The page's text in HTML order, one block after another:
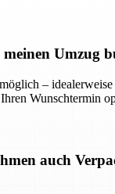
Umzug
–
Wunschtermin
auch